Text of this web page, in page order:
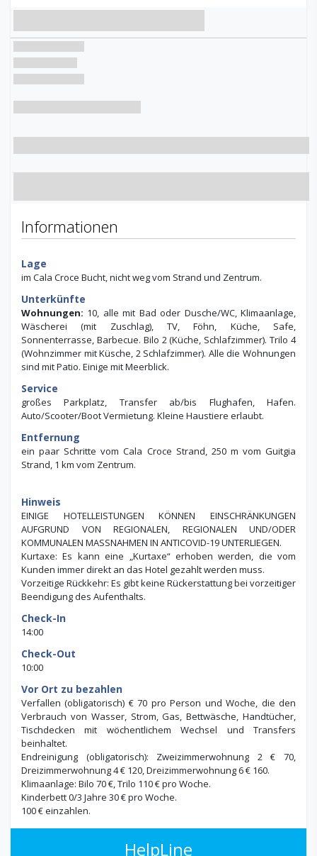
Informationen
Lage
im Cala Croce Bucht, nicht weg vom Strand und Zentrum.
Unterkünfte
Wohnungen: 10, alle mit Bad oder Dusche/WC, Klimaanlage,
Wäscherei (mit Zuschlag), TV, Föhn, Küche, Safe,
Sonnenterrasse, Barbecue. Bilo 2 (Küche, Schlafzimmer). Trilo 4
(Wohnzimmer mit Küsche, 2 Schlafzimmer). Alle die Wohnungen
sind mit Patio. Einige mit Meerblick.
Service
großes Parkplatz, Transfer ab/bis Flughafen, Hafen.
Auto/Scooter/Boot Vermietung. Kleine Haustiere erlaubt.
Entfernung
ein paar Schritte vom Cala Croce Strand, 250 m vom Guitgia
Strand, 1 km vom Zentrum.
Hinweis
EINIGE HOTELLEISTUNGEN KÖNNEN EINSCHRÄNKUNGEN
AUFGRUND VON REGIONALEN, REGIONALEN UND/ODER
KOMMUNALEN MASSNAHMEN IN ANTICOVID-19 UNTERLIEGEN.
Kurtaxe: Es kann eine „Kurtaxe“ erhoben werden, die vom
Kunden immer direkt an das Hotel gezahlt werden muss.
Vorzeitige Rückkehr: Es gibt keine Rückerstattung bei vorzeitiger
Beendigung des Aufenthalts.
Check-In
14:00
Check-Out
10:00
Vor Ort zu bezahlen
Verfallen (obligatorisch) € 70 pro Person und Woche, die den
Verbrauch von Wasser, Strom, Gas, Bettwäsche, Handtücher,
Tischdecken mit wöchentlichem Wechsel und Transfers
beinhaltet.
Endreinigung (obligatorisch): Zweizimmerwohnung 2 € 70,
Dreizimmerwohnung 4 € 120, Dreizimmerwohnung 6 € 160.
Klimaanlage: Bilo 70 €, Trilo 110 € pro Woche.
Kinderbett 0/3 Jahre 30 € pro Woche.
100 € einzahlen.
HelpLine